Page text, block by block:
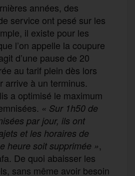
années, des
service ont pesé sur les
il existe pour les
l’on appelle la coupure
d’une pause de 20
au tarif plein dès lors
arrive à un terminus.
a optimisé le maximum
« Sur 1h50 de
par jour, ils ont
et les horaires de
heure soit supprimée »,
De quoi abaisser les
sans même avoir besoin